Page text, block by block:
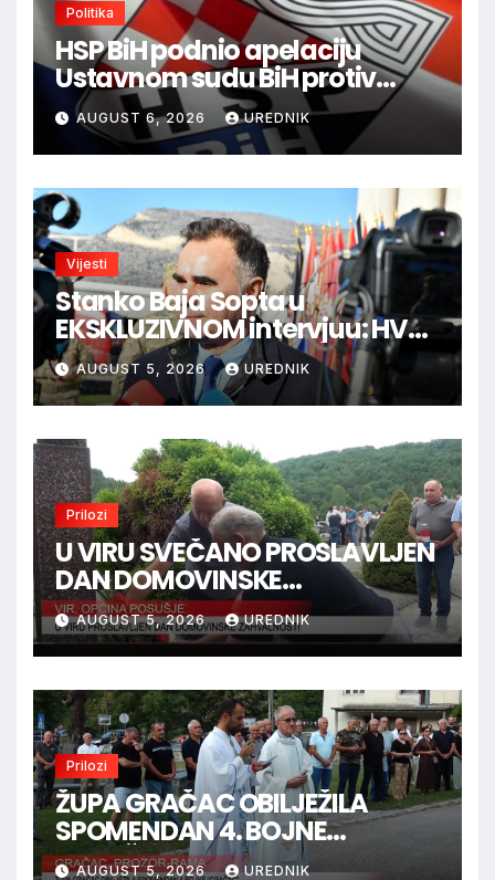
Politika
HSP BiH podnio apelaciju
Ustavnom sudu BiH protiv
ovjere kandidature Slavena
Kovačevića
AUGUST 6, 2026 UREDNIK
Vijesti
Stanko Baja Sopta u
EKSKLUZIVNOM intervjuu: HVO
je trebao ući u Vukovar preko
Marinaca, Bogdanovaca i
Bršadina
AUGUST 5, 2026 UREDNIK
Prilozi
U VIRU SVEČANO PROSLAVLJEN
DAN DOMOVINSKE
ZAHVALNOSTI
AUGUST 5, 2026 UREDNIK
Prilozi
ŽUPA GRAČAC OBILJEŽILA
SPOMENDAN 4. BOJNE
“GRAČAC”
AUGUST 5, 2026 UREDNIK